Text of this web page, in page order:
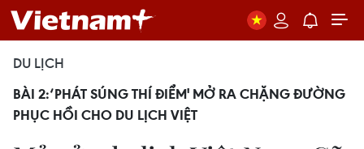
DU LỊCH
BÀI 2:‘PHÁT SÚNG THÍ ĐIỂM' MỞ RA CHẶNG ĐƯỜNG
PHỤC HỒI CHO DU LỊCH VIỆT